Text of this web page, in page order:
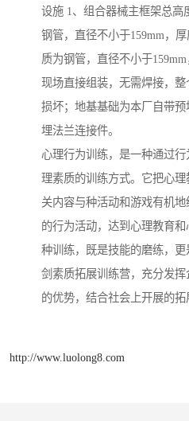
设施 1、组合器械主框架总高
钢管，直径不小于159mm，
质为钢管，直径不小于
现场直接组装，无需焊接，
损坏；地基基础为本厂自带
埋法兰连接件。
心理行为训练，是一种通过
理素质的训练方式。它把心
关内容与种活动和游戏有机
的行为活动，达到心理教育
种训练，既是技能的磨练，
剑素质拓展训练营，充分发
的优势，结合社会上开展的拓
http://www.luolong8.com